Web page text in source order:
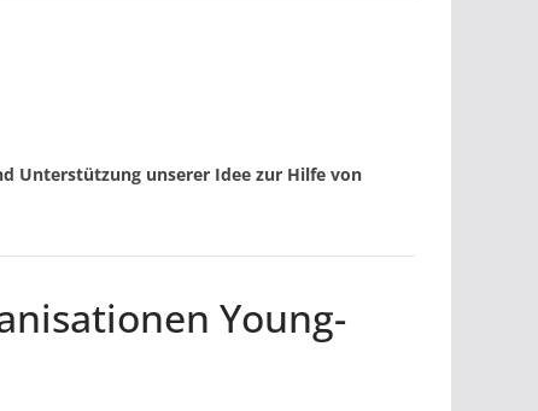
Unterstützung unserer Idee zur Hilfe von
Young-